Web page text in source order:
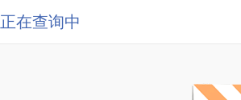
正在查询中